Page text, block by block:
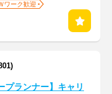
ワーク歓迎
プランナー】キャリ